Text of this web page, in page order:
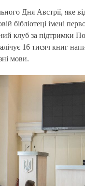
Дня Австрії, яке
бібліотеці імені
клуб за підтримки
16 тисяч книг
мови.